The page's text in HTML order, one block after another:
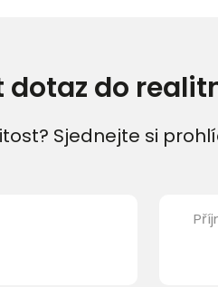
dotaz do
Sjednejte si